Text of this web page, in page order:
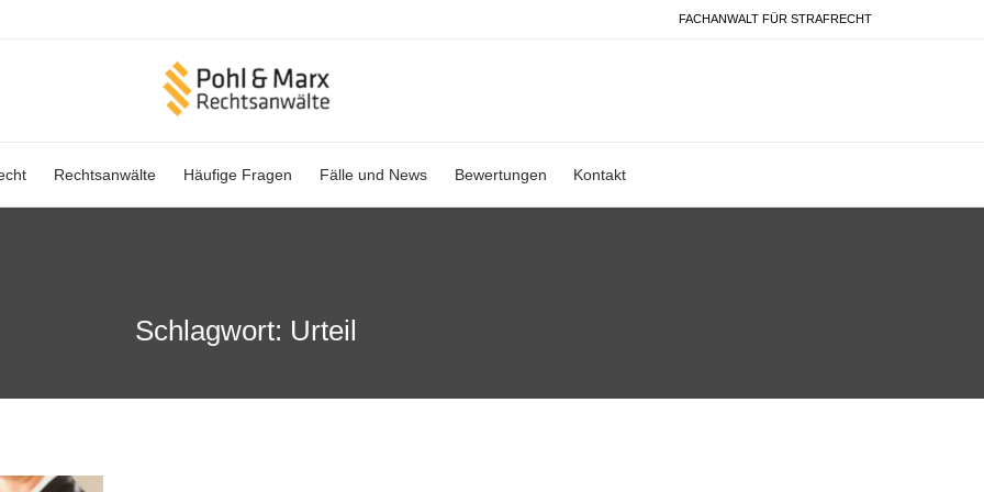
FACHANWALT FÜR STRAFRECHT
to
Rechtsanwälte Häufige Fragen Fälle und News Bewertungen Kontakt
Schlagwort: Urteil